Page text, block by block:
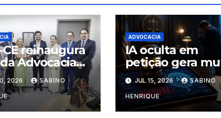
CE reinaugura
Advocacia
de
2026 SABINO
ADVOCACIA
IA oculta em
petição gera
a advogados
JUL 15, 2026 SABINO
HENRIQUE